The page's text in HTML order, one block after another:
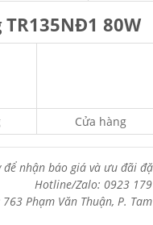
80W
Cửa hàng
để nhận báo giá và ưu đãi
Hotline/Zalo: 0923
763 Phạm Văn Thuận, P.